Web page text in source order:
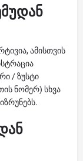
ამისთვის
/ ზუსტი
ნომერ) სხვა